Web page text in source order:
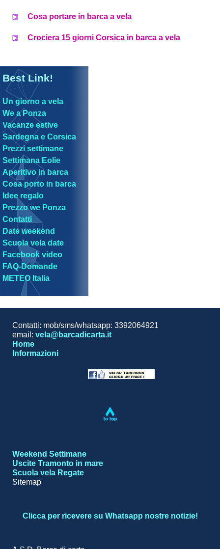
Cosa portare in barca a vela
Crociera 15 giorni Corsica in barca a vela
Best Link!
Un giorno a vela
We a Ponza
Vacanze estive
Sardegna e Corsica
Prezzi settimane
Settimana Eolie
Aperitivo in barca
Cosa porto in barca
Idee regalo
Prezzo we Ponza
Contatti
Date weekend
Scuola vela date
Facebook video
FAQ-Domande
METEO Italia
Contatti: mob/sms/whatsapp: 3392064921
email: vela@barcadicarta.it
Home
Informazioni
Weekend Settimane
Uscite Tramonto in mare
Scuola vela Regate
Sitemap
Clicca per ricevere su Whatsapp nostre notizie!